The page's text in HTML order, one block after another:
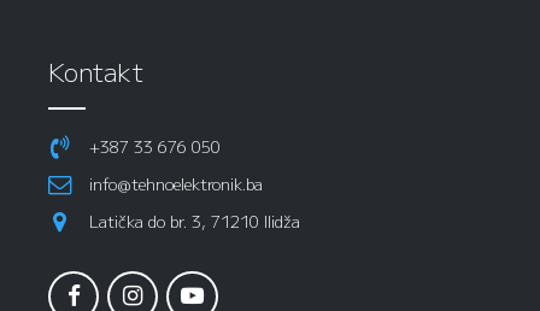
Kontakt
+387 33 676 050
info@tehnoelektronik.ba
Latička do br. 3, 71210 Ilidža